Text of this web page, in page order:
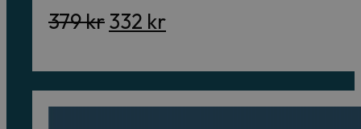
379krOpprinnelig
var:
379 kr.
332 krNåværende
er:
332 kr.